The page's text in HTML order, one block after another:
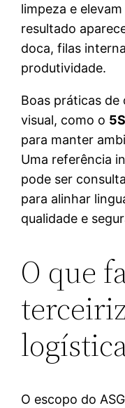
limpeza e
resultado
doca, filas
produtividade.
Boas práticas de
visual, como o 5S
para manter
Uma referência
pode ser
para alinhar
qualidade e
O que
O escopo do